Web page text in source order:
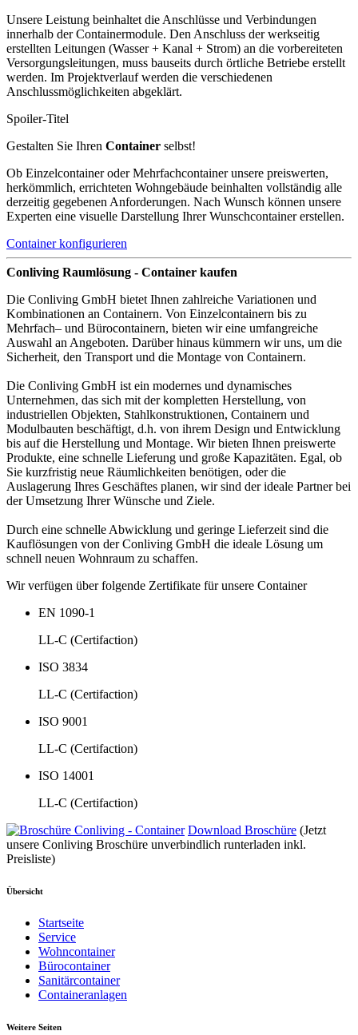
Unsere Leistung beinhaltet die Anschlüsse und Verbindungen
innerhalb der Containermodule. Den Anschluss der werkseitig
erstellten Leitungen (Wasser + Kanal + Strom) an die vorbereiteten
Versorgungsleitungen, muss bauseits durch örtliche Betriebe erstellt
werden. Im Projektverlauf werden die verschiedenen
Anschlussmöglichkeiten abgeklärt.
Spoiler-Titel
Gestalten Sie Ihren Container selbst!
Ob Einzelcontainer oder Mehrfachcontainer unsere preiswerten,
herkömmlich, errichteten Wohngebäude beinhalten vollständig alle
derzeitig gegebenen Anforderungen. Nach Wunsch können unsere
Experten eine visuelle Darstellung Ihrer Wunschcontainer erstellen.
Container konfigurieren
Conliving Raumlösung - Container kaufen
Die Conliving GmbH bietet Ihnen zahlreiche Variationen und
Kombinationen an Containern. Von Einzelcontainern bis zu
Mehrfach– und Bürocontainern, bieten wir eine umfangreiche
Auswahl an Angeboten. Darüber hinaus kümmern wir uns, um die
Sicherheit, den Transport und die Montage von Containern.
Die Conliving GmbH ist ein modernes und dynamisches
Unternehmen, das sich mit der kompletten Herstellung, von
industriellen Objekten, Stahlkonstruktionen, Containern und
Modulbauten beschäftigt, d.h. von ihrem Design und Entwicklung
bis auf die Herstellung und Montage. Wir bieten Ihnen preiswerte
Produkte, eine schnelle Lieferung und große Kapazitäten. Egal, ob
Sie kurzfristig neue Räumlichkeiten benötigen, oder die
Auslagerung Ihres Geschäftes planen, wir sind der ideale Partner bei
der Umsetzung Ihrer Wünsche und Ziele.
Durch eine schnelle Abwicklung und geringe Lieferzeit sind die
Kauflösungen von der Conliving GmbH die ideale Lösung um
schnell neuen Wohnraum zu schaffen.
Wir verfügen über folgende Zertifikate für unsere Container
EN 1090-1
LL-C (Certifaction)
ISO 3834
LL-C (Certifaction)
ISO 9001
LL-C (Certifaction)
ISO 14001
LL-C (Certifaction)
Download Broschüre (Jetzt
unsere Conliving Broschüre unverbindlich runterladen inkl.
Preisliste)
Übersicht
Startseite
Service
Wohncontainer
Bürocontainer
Sanitärcontainer
Containeranlagen
Weitere Seiten